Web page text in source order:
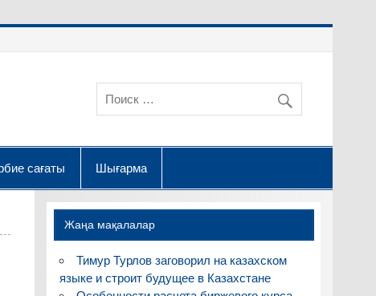
сағаты Шығарма
Жаңа мақалалар
Тимур Турлов заговорил на казахском
языке и строит будущее в Казахстане